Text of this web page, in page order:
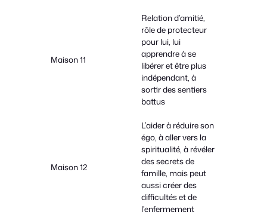
Maison 11
Relation d’amitié,
rôle de protecteur
pour lui, lui
apprendre à se
libérer et être plus
indépendant, à
sortir des sentiers
battus
Maison 12
L’aider à réduire son
égo, à aller vers la
spiritualité, à révéler
des secrets de
famille, mais peut
aussi créer des
difficultés et de
l’enfermement